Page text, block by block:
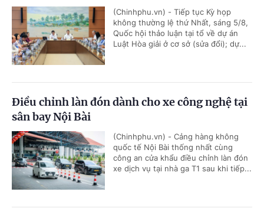
(Chinhphu.vn) - Tiếp tục Kỳ họp
không thường lệ thứ Nhất, sáng 5/8,
Quốc hội thảo luận tại tổ về dự án
Luật Hòa giải ở cơ sở (sửa đổi); dự...
Điều chỉnh làn đón dành cho xe công nghệ tại
sân bay Nội Bài
(Chinhphu.vn) - Cảng hàng không
quốc tế Nội Bài thống nhất cùng
công an cửa khẩu điều chỉnh làn đón
xe dịch vụ tại nhà ga T1 sau khi tiếp...